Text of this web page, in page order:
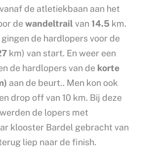
de atletiekbaan aan het
dewandeltrail van 14.5km.
gingen de hardlopers voor de
km) van start. En weer een
de hardlopers van de korte
aan de beurt.. Men kon ook
drop off van 10 km. Bij deze
de lopers met
klooster Bardel gebracht van
liep naar de finish.